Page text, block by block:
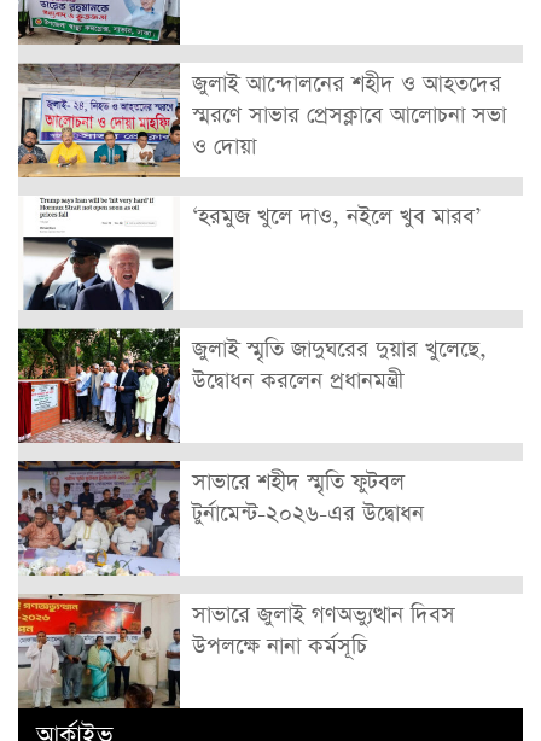
জুলাই আন্দোলনের শহীদ ও আহতদের
স্মরণে সাভার প্রেসক্লাবে আলোচনা সভা
ও দোয়া
‘হরমুজ খুলে দাও, নইলে খুব মারব’
জুলাই স্মৃতি জাদুঘরের দুয়ার খুলেছে,
উদ্বোধন করলেন প্রধানমন্ত্রী
সাভারে শহীদ স্মৃতি ফুটবল
টুর্নামেন্ট-২০২৬-এর উদ্বোধন
সাভারে জুলাই গণঅভ্যুত্থান দিবস
উপলক্ষে নানা কর্মসূচি